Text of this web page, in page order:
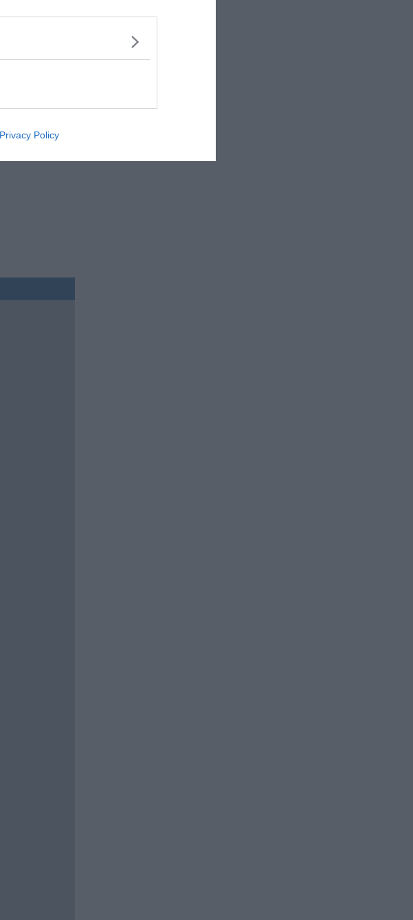
Privacy Policy
perché i
voi, per
all'altra
dalla
poveri”.